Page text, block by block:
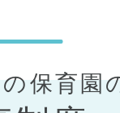
の保育園